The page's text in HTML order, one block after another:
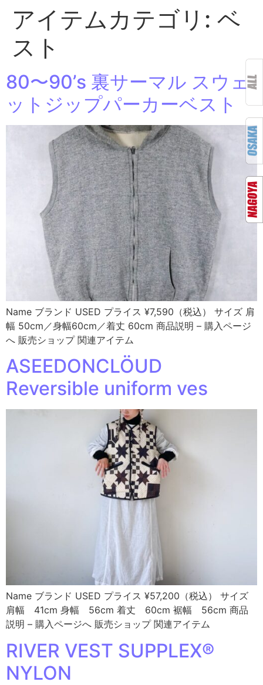
アイテムカテゴリ: ベ
スト
80〜90’s 裏サーマル スウェ
ットジップパーカーベスト
Name ブランド USED プライス ¥7,590（税込） サイズ 肩
幅 50cm／身幅60cm／着丈 60cm 商品説明 – 購入ページ
へ 販売ショップ 関連アイテム
ASEEDONCLÖUD
Reversible uniform ves
Name ブランド USED プライス ¥57,200（税込） サイズ
肩幅 41cm 身幅 56cm 着丈 60cm 裾幅 56cm 商品
説明 – 購入ページへ 販売ショップ 関連アイテム
RIVER VEST SUPPLEX®
NYLON